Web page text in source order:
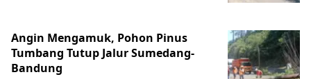
Angin Mengamuk, Pohon Pinus
Tumbang Tutup Jalur Sumedang-
Bandung